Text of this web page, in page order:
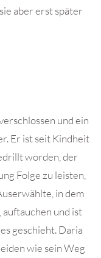
aber erst später
und ein
Er ist seit Kindheit
worden, der
Folge zu leisten,
in dem
auftauchen und ist
geschieht. Daria
wie sein Weg